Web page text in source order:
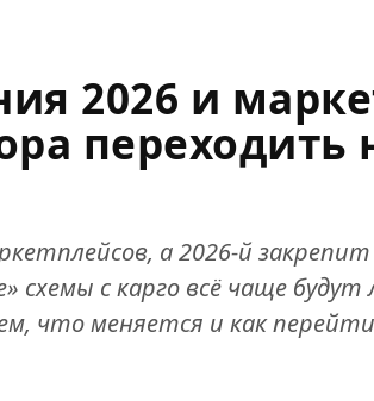
2026 и
переходить
а 2026-й
схемы с карго всё чаще будут
что меняется и как